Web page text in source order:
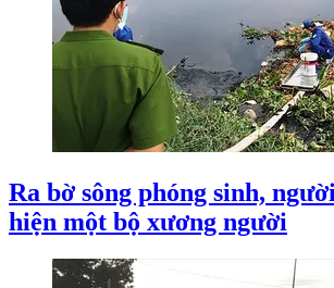
Ra bờ sông phóng sinh,
hiện một bộ xương người